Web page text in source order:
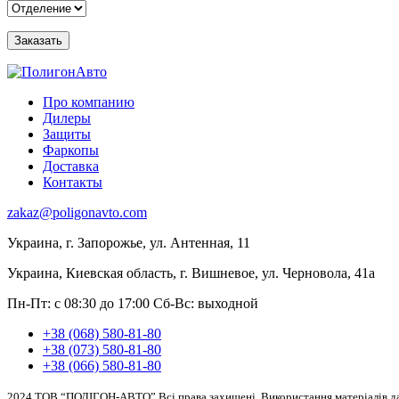
Про компанию
Дилеры
Защиты
Фаркопы
Доставка
Контакты
zakaz@poligonavto.com
Украина, г. Запорожье, ул. Антенная, 11
Украина, Киевская область, г. Вишневое, ул. Черновола, 41а
Пн-Пт: с 08:30 до 17:00 Сб-Вс: выходной
+38 (068) 580-81-80
+38 (073) 580-81-80
+38 (066) 580-81-80